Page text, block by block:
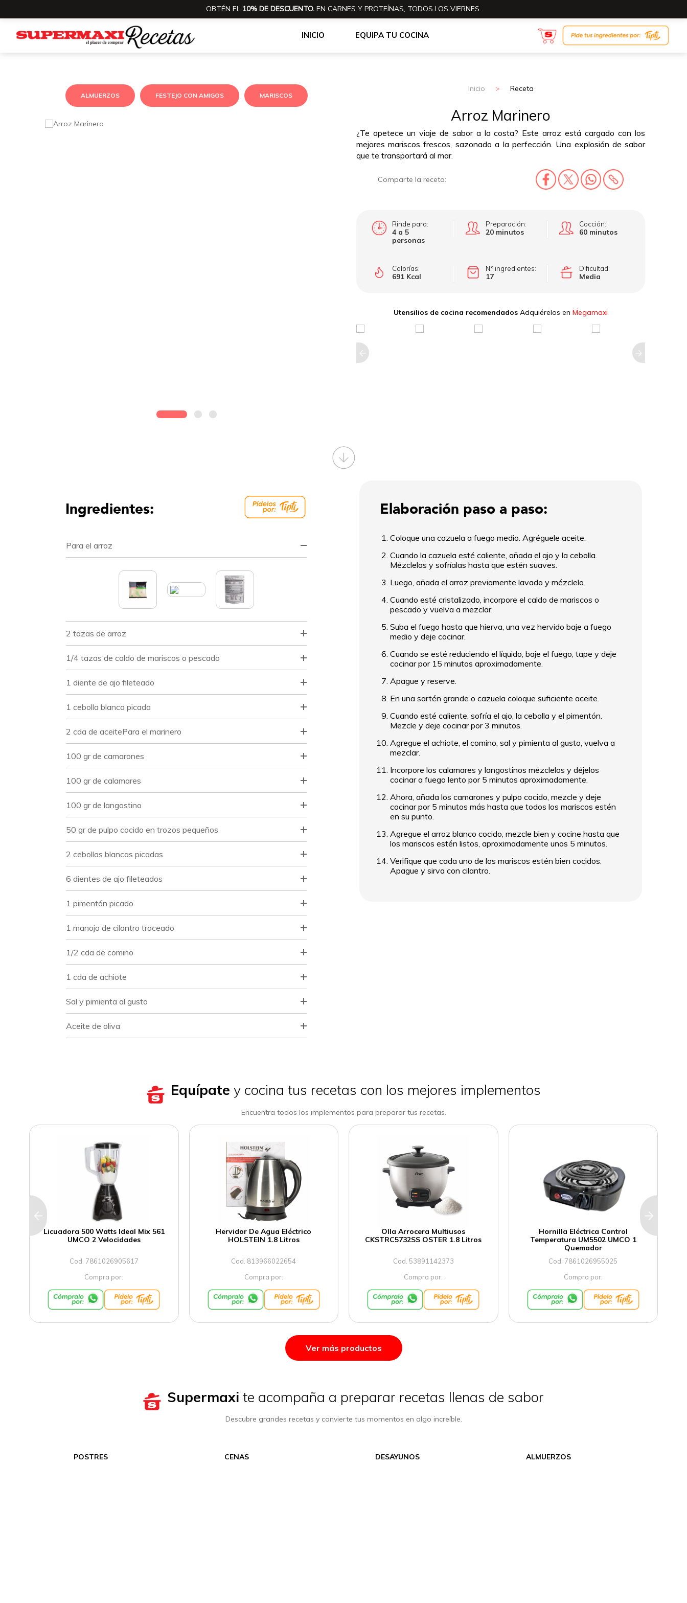
OBTÉN EL 10% DE DESCUENTO. EN CARNES Y PROTEÍNAS, TODOS LOS VIERNES.
INICIO EQUIPA TU COCINA
ALMUERZOS FESTEJO CON AMIGOS MARISCOS
Inicio > Receta
Arroz Marinero
¿Te apetece un viaje de sabor a la costa? Este arroz está cargado con los
mejores mariscos frescos, sazonado a la perfección. Una explosión de sabor
que te transportará al mar.
Comparte la receta:
Rinde para:
4 a 5
personas
Preparación:
20 minutos
Cocción:
60 minutos
Calorías:
691 Kcal
N.º ingredientes:
17
Dificultad:
Media
Utensilios de cocina recomendados Adquiérelos en Megamaxi
Ingredientes:
Para el arroz
2 tazas de arroz
1/4 tazas de caldo de mariscos o pescado
1 diente de ajo fileteado
1 cebolla blanca picada
2 cda de aceitePara el marinero
100 gr de camarones
100 gr de calamares
100 gr de langostino
50 gr de pulpo cocido en trozos pequeños
2 cebollas blancas picadas
6 dientes de ajo fileteados
1 pimentón picado
1 manojo de cilantro troceado
1/2 cda de comino
1 cda de achiote
Sal y pimienta al gusto
Aceite de oliva
Elaboración paso a paso:
Coloque una cazuela a fuego medio. Agréguele aceite.
Cuando la cazuela esté caliente, añada el ajo y la cebolla.
Mézclelas y sofríalas hasta que estén suaves.
Luego, añada el arroz previamente lavado y mézclelo.
Cuando esté cristalizado, incorpore el caldo de mariscos o
pescado y vuelva a mezclar.
Suba el fuego hasta que hierva, una vez hervido baje a fuego
medio y deje cocinar.
Cuando se esté reduciendo el líquido, baje el fuego, tape y deje
cocinar por 15 minutos aproximadamente.
Apague y reserve.
En una sartén grande o cazuela coloque suficiente aceite.
Cuando esté caliente, sofría el ajo, la cebolla y el pimentón.
Mezcle y deje cocinar por 3 minutos.
Agregue el achiote, el comino, sal y pimienta al gusto, vuelva a
mezclar.
Incorpore los calamares y langostinos mézclelos y déjelos
cocinar a fuego lento por 5 minutos aproximadamente.
Ahora, añada los camarones y pulpo cocido, mezcle y deje
cocinar por 5 minutos más hasta que todos los mariscos estén
en su punto.
Agregue el arroz blanco cocido, mezcle bien y cocine hasta que
los mariscos estén listos, aproximadamente unos 5 minutos.
Verifique que cada uno de los mariscos estén bien cocidos.
Apague y sirva con cilantro.
Equípate y cocina tus recetas con los mejores implementos
Encuentra todos los implementos para preparar tus recetas.
Licuadora 500 Watts Ideal Mix 561
UMCO 2 Velocidades
Cod. 7861026905617
Compra por:
Hervidor De Agua Eléctrico
HOLSTEIN 1.8 Litros
Cod. 813966022654
Compra por:
Olla Arrocera Multiusos
CKSTRC5732SS OSTER 1.8 Litros
Cod. 53891142373
Compra por:
Hornilla Eléctrica Control
Temperatura UM5502 UMCO 1
Quemador
Cod. 7861026955025
Compra por:
Ver más productos
Supermaxi te acompaña a preparar recetas llenas de sabor
Descubre grandes recetas y convierte tus momentos en algo increíble.
POSTRES CENAS DESAYUNOS ALMUERZOS